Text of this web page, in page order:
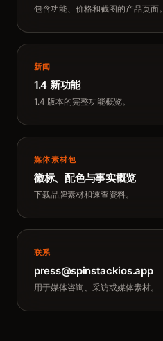
包含功能、价格和截图的产品页面。
新闻
1.4 新功能
1.4 版本的完整功能概览。
媒体素材包
徽标、配色与事实概览
下载品牌素材和速查资料。
联系
press@spinstackios.app
用于媒体咨询、采访或媒体素材。